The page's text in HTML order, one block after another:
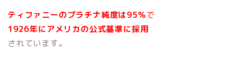
ティファニーのプラチナ純度は95％で
1926年にアメリカの公式基準に採用
されています。